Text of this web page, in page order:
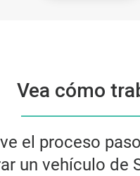
Vea cómo
el proceso
un vehículo de